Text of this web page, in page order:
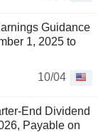
Guidance
1, 2025 to
10/04
End Dividend
Payable on